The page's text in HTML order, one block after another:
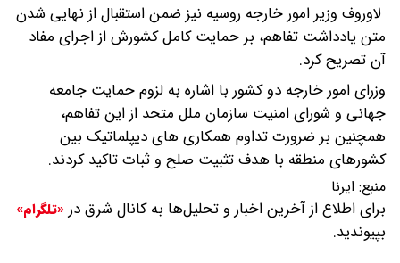
لاوروف وزیر امور خارجه روسیه نیز ضمن استقبال از نهایی شدن
متن یادداشت تفاهم، بر حمایت کامل کشورش از اجرای مفاد
آن تصریح کرد.
وزرای امور خارجه دو کشور با اشاره به لزوم حمایت جامعه
جهانی و شورای امنیت سازمان ملل متحد از این تفاهم،
همچنین بر ضرورت تداوم همکاری های دیپلماتیک بین
کشورهای منطقه با هدف تثبیت صلح و ثبات تاکید کردند.
منبع: ایرنا
برای اطلاع از آخرین اخبار و تحلیل‌ها به کانال شرق در «تلگرام»
بپیوندید.